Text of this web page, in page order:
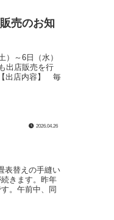
売のお知
）～6日（水）
出店販売を行
出店内容】 毎
2026.04.26
表替えの手縫い
きます。昨年
。午前中、同